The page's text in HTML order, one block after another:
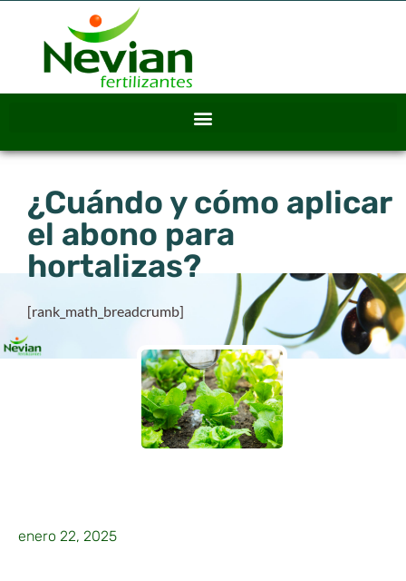
¿Cuándo y cómo aplicar
el abono para
hortalizas?
[rank_math_breadcrumb]
enero 22, 2025